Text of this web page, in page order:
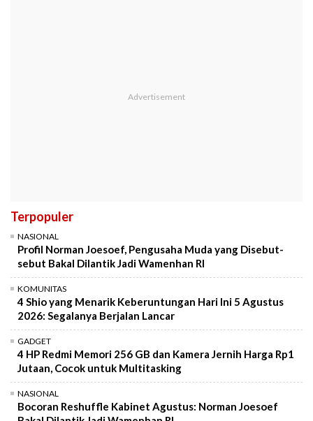
Terpopuler
NASIONAL
Profil Norman Joesoef, Pengusaha Muda yang Disebut-
sebut Bakal Dilantik Jadi Wamenhan RI
KOMUNITAS
4 Shio yang Menarik Keberuntungan Hari Ini 5 Agustus
2026: Segalanya Berjalan Lancar
GADGET
4 HP Redmi Memori 256 GB dan Kamera Jernih Harga Rp1
Jutaan, Cocok untuk Multitasking
NASIONAL
Bocoran Reshuffle Kabinet Agustus: Norman Joesoef